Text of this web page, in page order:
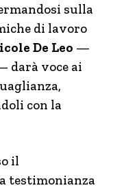
sulla
di lavoro
De Leo —
darà voce ai
con la
il
testimonianza